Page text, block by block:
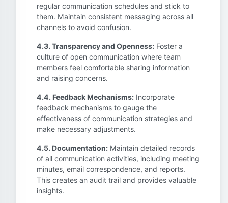
regular communication schedules and stick to
them. Maintain consistent messaging across all
channels to avoid confusion.
4.3. Transparency and Openness: Foster a
culture of open communication where team
members feel comfortable sharing information
and raising concerns.
4.4. Feedback Mechanisms: Incorporate
feedback mechanisms to gauge the
effectiveness of communication strategies and
make necessary adjustments.
4.5. Documentation: Maintain detailed records
of all communication activities, including meeting
minutes, email correspondence, and reports.
This creates an audit trail and provides valuable
insights.